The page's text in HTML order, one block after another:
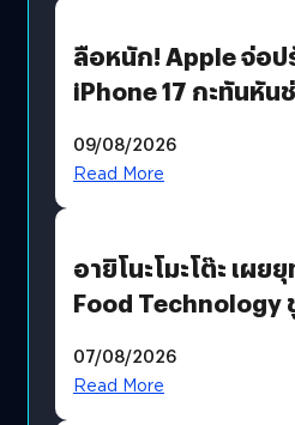
ลือหนัก! Apple จ่อป
iPhone 17 กะทันหัน
09/08/2026
Read More
อายิโนะโมะโต๊ะ เผย
Food Technology
บริโภคและ B2B
07/08/2026
Read More